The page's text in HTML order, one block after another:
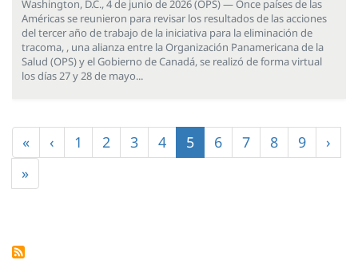
Washington, D.C., 4 de junio de 2026 (OPS) — Once países de las
Américas se reunieron para revisar los resultados de las acciones
del tercer año de trabajo de la iniciativa para la eliminación de
tracoma, , una alianza entre la Organización Panamericana de la
Salud (OPS) y el Gobierno de Canadá, se realizó de forma virtual
los días 27 y 28 de mayo...
Primera
página
«
Página
anterior
‹ Página
1 Página
2 Página
3 Página
4
Página
actual
5 Página
6 Página
7 Página
8 Página
9
›
Última
página
»